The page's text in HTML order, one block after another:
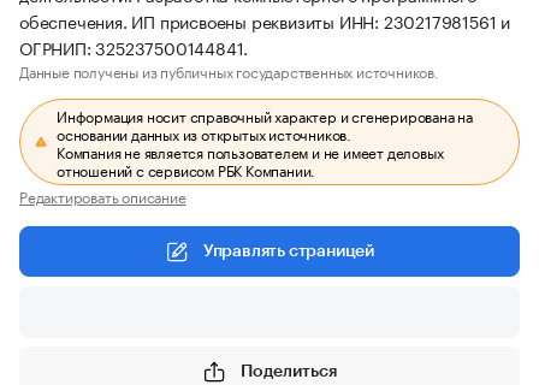
обеспечения. ИП присвоены реквизиты ИНН: 230217981561 и
ОГРНИП: 325237500144841.
Данные получены из публичных государственных источников.
Информация носит справочный характер и сгенерирована на
основании данных из открытых источников.
Компания не является пользователем и не имеет деловых
отношений с сервисом РБК Компании.
Редактировать описание
Управлять страницей
Поделиться